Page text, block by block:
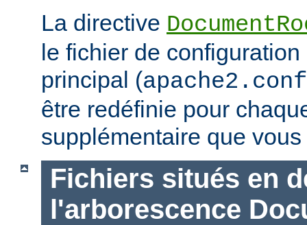
La directive
le fichier de
principal (apache2.conf
être redéfinie pour
supplémentaire que
Fichiers situés en
l'arborescence